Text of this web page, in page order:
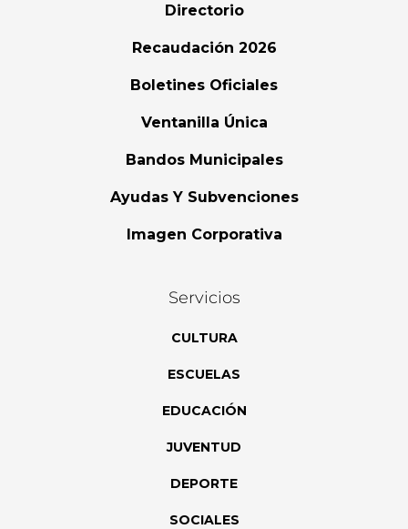
Directorio
Recaudación 2026
Boletines Oficiales
Ventanilla Única
Bandos Municipales
Ayudas Y Subvenciones
Imagen Corporativa
Servicios
CULTURA
ESCUELAS
EDUCACIÓN
JUVENTUD
DEPORTE
SOCIALES